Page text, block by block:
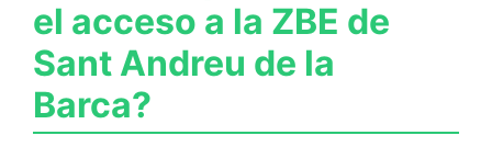
el acceso a la ZBE de
Sant Andreu de la
Barca?